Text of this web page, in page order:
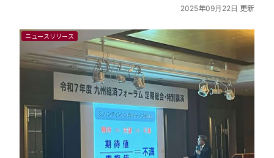
2025年09月22日 更新
ニュースリリース